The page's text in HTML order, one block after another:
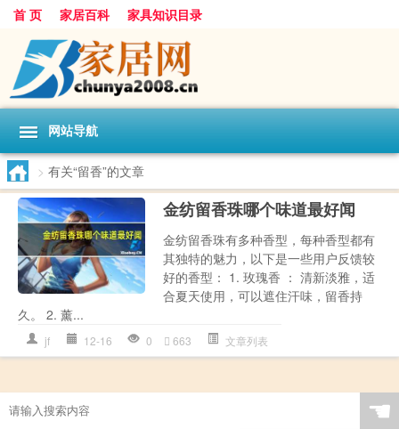
首 页 家居百科 家具知识目录
网站导航
> 有关“留香”的文章
金纺留香珠哪个味道最好闻
金纺留香珠有多种香型，每种香型都有
其独特的魅力，以下是一些用户反馈较
好的香型： 1. 玫瑰香 ： 清新淡雅，适
合夏天使用，可以遮住汗味，留香持
久。 2. 薰...
jf 12-16 0 663 文章列表
☚